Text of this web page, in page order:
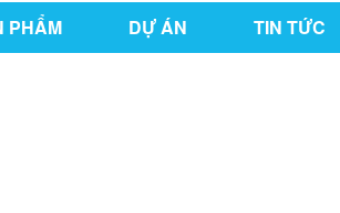
PHẨM DỰ ÁN TIN TỨC